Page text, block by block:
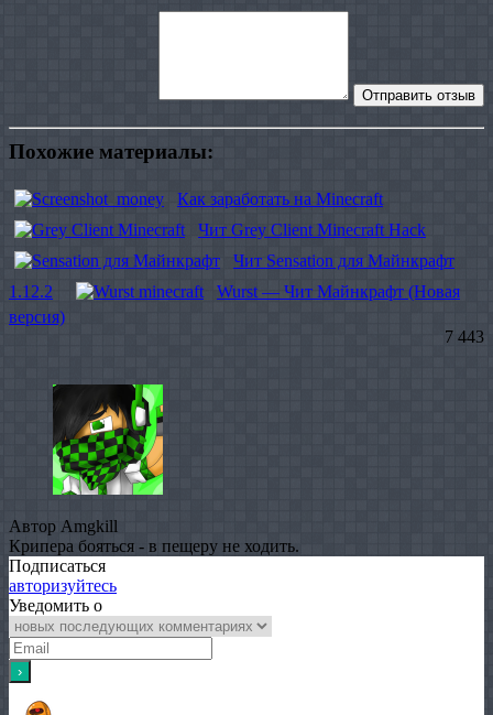
Отправить отзыв
Похожие материалы:
Как заработать на Minecraft
Чит Grey Client Minecraft Hack
Чит Sensation для Майнкрафт
1.12.2
Wurst — Чит Майнкрафт (Новая
версия)
7 443
Автор Amgkill
Крипера бояться - в пещеру не ходить.
Подписаться
авторизуйтесь
Уведомить о